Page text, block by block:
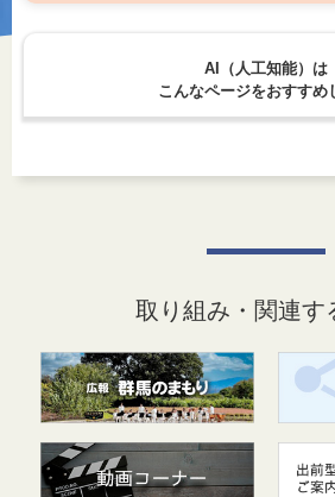
AI（人工知能）は
こんなページをおすすめ
取り組み・関連す